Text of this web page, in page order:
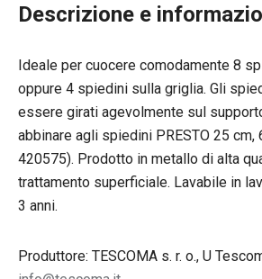
Descrizione e
Ideale per cuocere comodamente 8
oppure 4 spiedini sulla griglia. Gli
essere girati agevolmente sul
abbinare agli spiedini PRESTO 25 cm,
420575). Prodotto in metallo di alta
trattamento superficiale. Lavabile in
3 anni.
Produttore: TESCOMA s. r. o., U